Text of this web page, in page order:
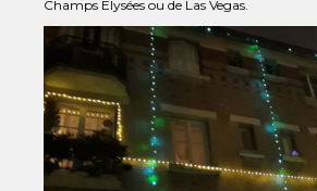
Champs Elysées ou de Las Vegas.